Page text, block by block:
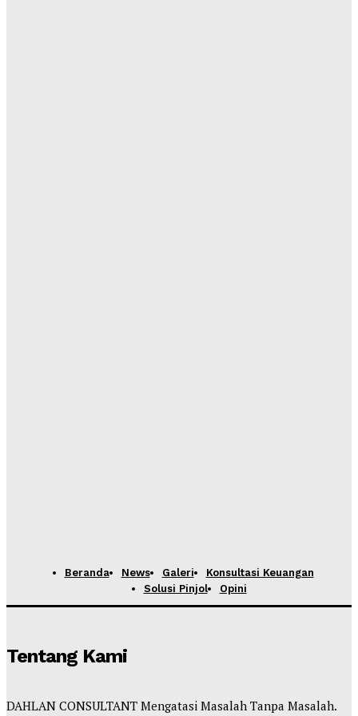
Beranda News Galeri
Konsultasi Keuangan
Solusi Pinjol
Opini
Tentang Kami
DAHLAN CONSULTANT Mengatasi Masalah Tanpa Masalah.